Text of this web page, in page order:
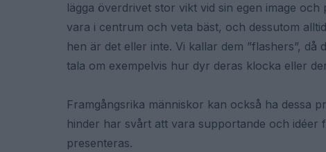
lägga överdrivet stor vikt vid sin egen image
vara i centrum och veta bäst, och dessutom
hen är det eller inte. Vi kallar dem ”flashers”,
tala om exempelvis hur dyr deras klocka eller
Framgångsrika människor kan också ha dessa
hinder har svårt att vara supportande och
presenteras.